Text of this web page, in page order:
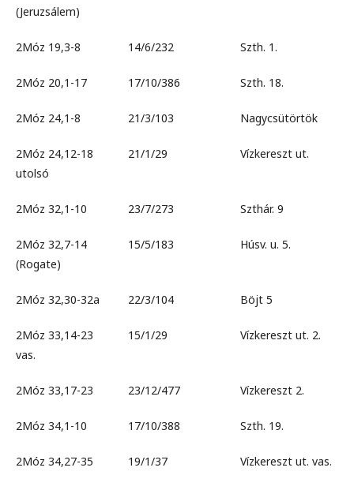
(Jeruzsálem)
2Móz 19,3-8 14/6/232 Szth. 1.
2Móz 20,1-17 17/10/386 Szth. 18.
2Móz 24,1-8 21/3/103 Nagycsütörtök
2Móz 24,12-18 21/1/29 Vízkereszt ut.
utolsó
2Móz 32,1-10 23/7/273 Szthár. 9
2Móz 32,7-14 15/5/183 Húsv. u. 5.
(Rogate)
2Móz 32,30-32a 22/3/104 Böjt 5
2Móz 33,14-23 15/1/29 Vízkereszt ut. 2.
vas.
2Móz 33,17-23 23/12/477 Vízkereszt 2.
2Móz 34,1-10 17/10/388 Szth. 19.
2Móz 34,27-35 19/1/37 Vízkereszt ut. vas.